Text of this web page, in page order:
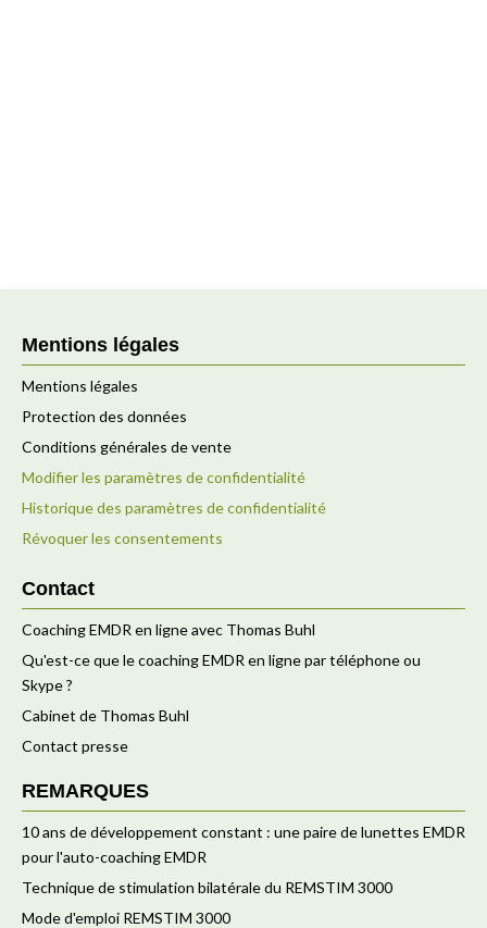
Mentions légales
Mentions légales
Protection des données
Conditions générales de vente
Modifier les paramètres de confidentialité
Historique des paramètres de confidentialité
Révoquer les consentements
Contact
Coaching EMDR en ligne avec Thomas Buhl
Qu'est-ce que le coaching EMDR en ligne par téléphone ou
Skype ?
Cabinet de Thomas Buhl
Contact presse
REMARQUES
10 ans de développement constant : une paire de lunettes EMDR
pour l'auto-coaching EMDR
Technique de stimulation bilatérale du REMSTIM 3000
Mode d'emploi REMSTIM 3000